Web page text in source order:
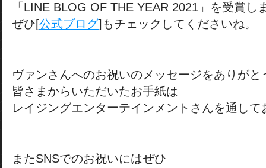
「LINE BLOG OF THE YEAR 2021」を受賞し
ぜひ[公式ブログ]もチェックしてくださいね。
ヴァンさんへのお祝いのメッセージをありがと
皆さまからいただいたお手紙は
レイジングエンターテインメントさんを通して
またSNSでのお祝いにはぜひ